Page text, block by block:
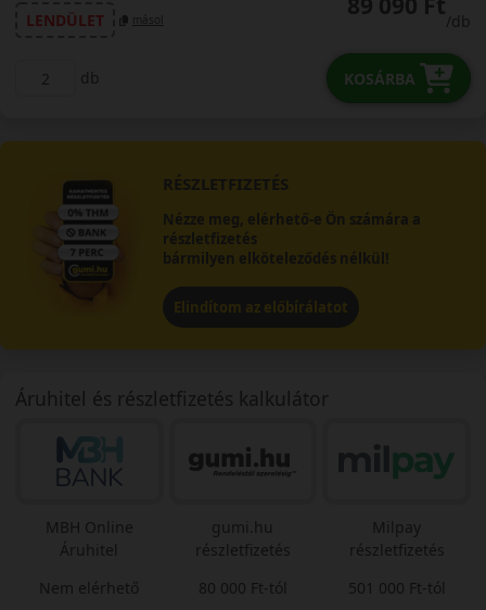
LENDÜLET
másol /db
db KOSÁRBA
RÉSZLETFIZETÉS
Nézze meg, elérhető-e Ön számára a
részletfizetés
bármilyen elköteleződés nélkül!
Elindítom az előbírálatot
Áruhitel és részletfizetés kalkulátor
MBH Online
Áruhitel
Nem elérhető
gumi.hu
részletfizetés
80 000 Ft-tól
Milpay
részletfizetés
501 000 Ft-tól